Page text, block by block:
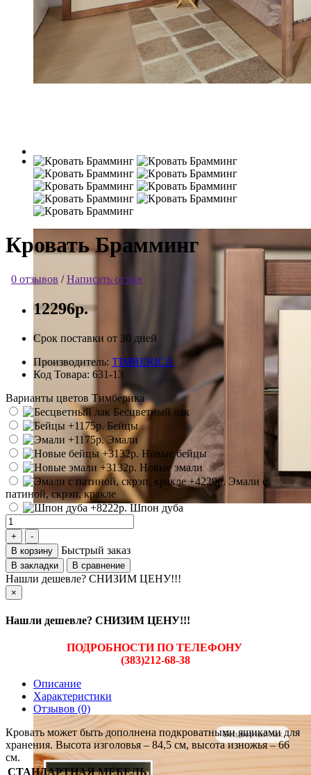
Кровать Брамминг
0 отзывов /Написать отзыв
12296р.
Срок поставки от 30 дней
Производитель: TIMBERICA
Код Товара: 631-13
Варианты цветов Тимберика
Бесцветный лак
Бейцы
Эмали
Новые бейцы
Новые эмали
Эмали с
патиной, скрэп, кракле
Шпон дуба
В корзину Быстрый заказ
В закладки В сравнение
Нашли дешевле? СНИЗИМ ЦЕНУ!!!
×
Нашли дешевле? СНИЗИМ ЦЕНУ!!!
ПОДРОБНОСТИ ПО ТЕЛЕФОНУ
(383)212-68-38
Описание
Характеристики
Отзывов (0)
Кровать может быть дополнена подкроватными ящиками для
хранения. Высота изголовья – 84,5 см, высота изножья – 66
см.
СТАНДАРТНАЯ МЕБЕЛЬ